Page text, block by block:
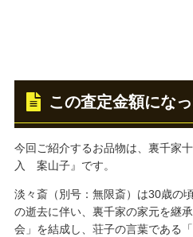
この査定金額にな
今回ご紹介するお品物は、裏千家
入 案山子』です。
淡々斎（別号：無限斎）は30歳の
の逝去に伴い、裏千家の家元を継
会」を結成し、荘子の言葉である